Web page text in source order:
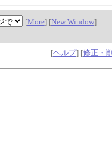
[More] [New Window]
[ヘルプ] [修正・